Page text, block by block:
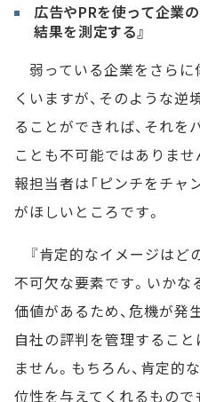
広告やPRを使って企業
結果を測定する』
弱っている企業をさらに
くいますが、そのような
ることができれば、それを
ことも不可能ではありま
報担当者は「ピンチをチャ
がほしいところです。
『肯定的なイメージはど
不可欠な要素です。いか
価値があるため、危機が発
自社の評判を管理するこ
ません。もちろん、肯定的
位性を与えてくれるもので